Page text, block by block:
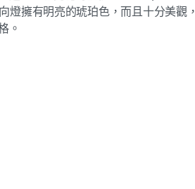
燈擁有明亮的琥珀色，而且十分美觀，
。